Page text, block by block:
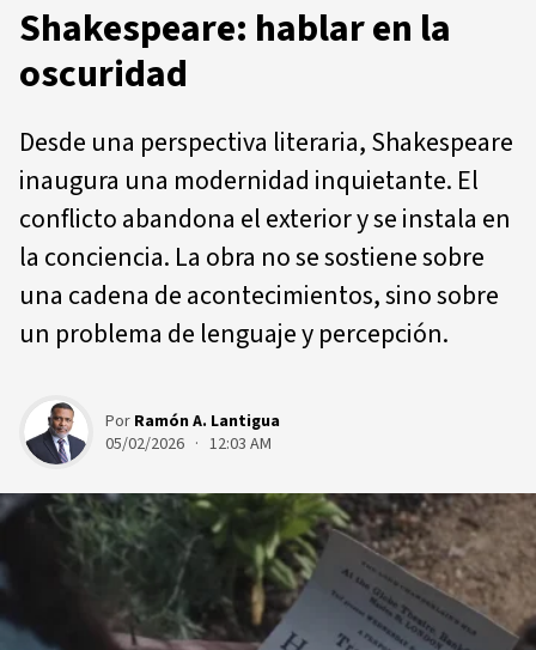
Shakespeare: hablar en la
oscuridad
Desde una perspectiva literaria, Shakespeare
inaugura una modernidad inquietante. El
conflicto abandona el exterior y se instala en
la conciencia. La obra no se sostiene sobre
una cadena de acontecimientos, sino sobre
un problema de lenguaje y percepción.
Por Ramón A. Lantigua
05/02/2026 · 12:03 AM